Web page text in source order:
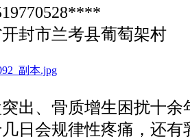
封市兰考县葡萄架村
出、骨质增生困扰十
几日会规律性疼痛，还